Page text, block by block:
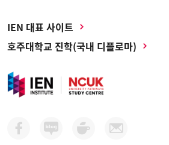
IEN 대표 사이트
호주대학교 진학(국내 디플로마)